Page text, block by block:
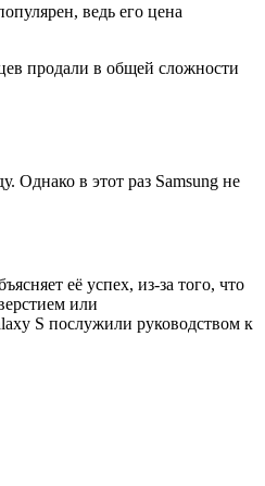
ведь его цена
продали в общей сложности
Однако в этот раз Samsung не
её успех, из-за того, что
или
S послужили руководством к